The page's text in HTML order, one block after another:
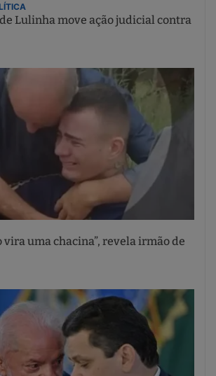
Lulinha move ação judicial contra
vira uma chacina”, revela irmão de